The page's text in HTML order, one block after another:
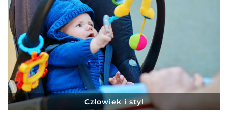
Człowiek i styl